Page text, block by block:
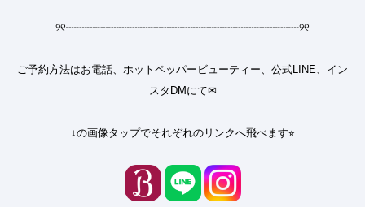
୨୧┈┈┈┈┈┈┈┈┈┈┈┈┈┈┈┈┈┈┈┈┈┈୨୧
ご予約方法はお電話、ホットペッパービューティー、公式LINE、イン
スタDMにて✉︎
↓の画像タップでそれぞれのリンクへ飛べます⭐︎